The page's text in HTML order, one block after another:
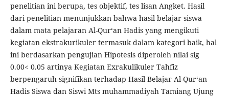
penelitian ini berupa, tes objektif, tes lisan Angket. Hasil
dari penelitian menunjukkan bahwa hasil belajar siswa
dalam mata pelajaran Al-Qur‘an Hadis yang mengikuti
kegiatan ekstrakurikuler termasuk dalam kategori baik, hal
ini berdasarkan pengujian Hipotesis diperoleh nilai sig
0.00< 0.05 artinya Kegiatan Exrakulikuler Tahfiz
berpengaruh signifikan terhadap Hasil Belajar Al-Qur‘an
Hadis Siswa dan Siswi Mts muhammadiyah Tamiang Ujung